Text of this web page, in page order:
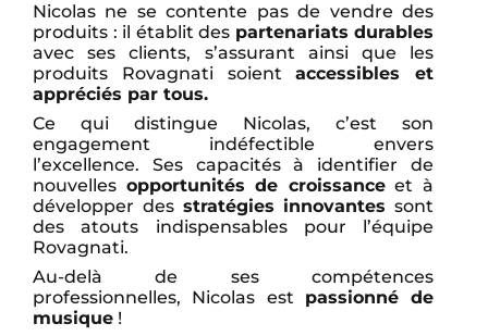
Nicolas ne se contente pas de vendre des
produits : il établit des partenariats durables
avec ses clients, s’assurant ainsi que les
produits Rovagnati soientaccessibles et
appréciés par tous.
Ce qui distingue Nicolas, c’est son
engagement indéfectible envers
l’excellence. Ses capacités à identifier de
nouvelles opportunités de croissanceet à
développer des stratégies innovantes sont
des atouts indispensables pour l’équipe
Rovagnati.
Au-delà de ses compétences
professionnelles, Nicolas est passionné de
musique !